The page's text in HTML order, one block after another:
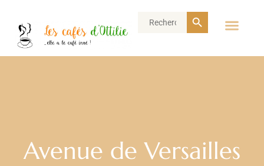
Search
Search Button
Avenue de Versailles